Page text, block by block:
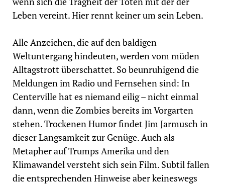
Leben vereint. Hier rennt keiner um sein Leben.
Alle Anzeichen, die auf den baldigen
Weltuntergang hindeuten, werden vom müden
Alltagstrott überschattet. So beunruhigend die
Meldungen im Radio und Fernsehen sind: In
Centerville hat es niemand eilig – nicht einmal
dann, wenn die Zombies bereits im Vorgarten
stehen. Trockenen Humor findet Jim Jarmusch in
dieser Langsamkeit zur Genüge. Auch als
Metapher auf Trumps Amerika und den
Klimawandel versteht sich sein Film. Subtil fallen
die entsprechenden Hinweise aber keineswegs